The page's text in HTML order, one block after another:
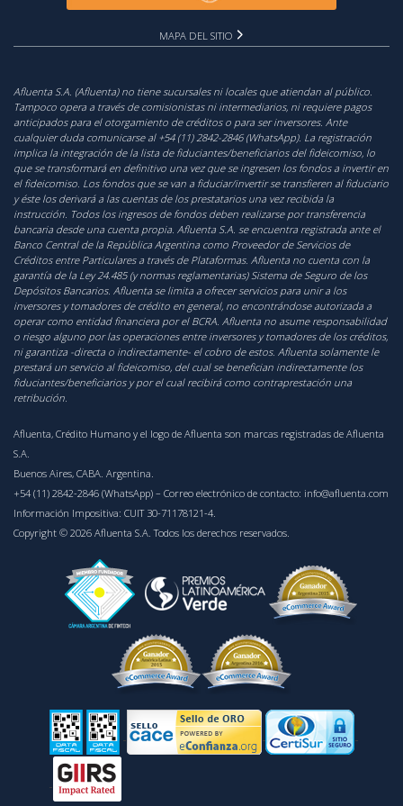
MAPA DEL SITIO
Afluenta S.A. (Afluenta) no tiene sucursales ni locales que atiendan al público.
Tampoco opera a través de comisionistas ni intermediarios, ni requiere pagos
anticipados para el otorgamiento de créditos o para ser inversores. Ante
cualquier duda comunicarse al +54 (11) 2842-2846 (WhatsApp). La registración
implica la integración de la lista de fiduciantes/beneficiarios del fideicomiso, lo
que se transformará en definitivo una vez que se ingresen los fondos a invertir en
el fideicomiso. Los fondos que se van a fiduciar/invertir se transfieren al fiduciario
y éste los derivará a las cuentas de los prestatarios una vez recibida la
instrucción. Todos los ingresos de fondos deben realizarse por transferencia
bancaria desde una cuenta propia. Afluenta S.A. se encuentra registrada ante el
Banco Central de la República Argentina como Proveedor de Servicios de
Créditos entre Particulares a través de Plataformas. Afluenta no cuenta con la
garantía de la Ley 24.485 (y normas reglamentarias) Sistema de Seguro de los
Depósitos Bancarios. Afluenta se limita a ofrecer servicios para unir a los
inversores y tomadores de crédito en general, no encontrándose autorizada a
operar como entidad financiera por el BCRA. Afluenta no asume responsabilidad
o riesgo alguno por las operaciones entre inversores y tomadores de los créditos,
ni garantiza -directa o indirectamente- el cobro de estos. Afluenta solamente le
prestará un servicio al fideicomiso, del cual se benefician indirectamente los
fiduciantes/beneficiarios y por el cual recibirá como contraprestación una
retribución.
Afluenta, Crédito Humano y el logo de Afluenta son marcas registradas de Afluenta
S.A.
Buenos Aires, CABA. Argentina.
+54 (11) 2842-2846 (WhatsApp) – Correo electrónico de contacto: info@afluenta.com
Información Impositiva: CUIT 30-71178121-4.
Copyright © 2026 Afluenta S.A. Todos los derechos reservados.